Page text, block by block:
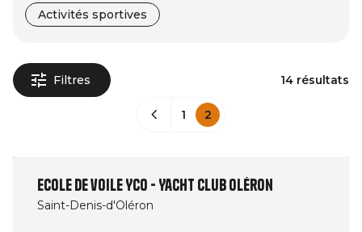
Activités sportives
Filtres 14 résultats
1 2
Ecole de voile YCO - Yacht Club Oléron
Saint-Denis-d'Oléron